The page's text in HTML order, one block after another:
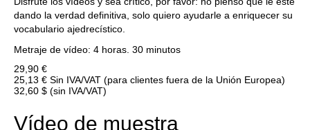
dando la verdad definitiva, solo quiero ayudarle a enriquecer su
vocabulario ajedrecístico.
Metraje de vídeo: 4 horas. 30 minutos
29,90 €
25,13 € Sin IVA/VAT (para clientes fuera de la Unión Europea)
32,60 $ (sin IVA/VAT)
Vídeo de muestra